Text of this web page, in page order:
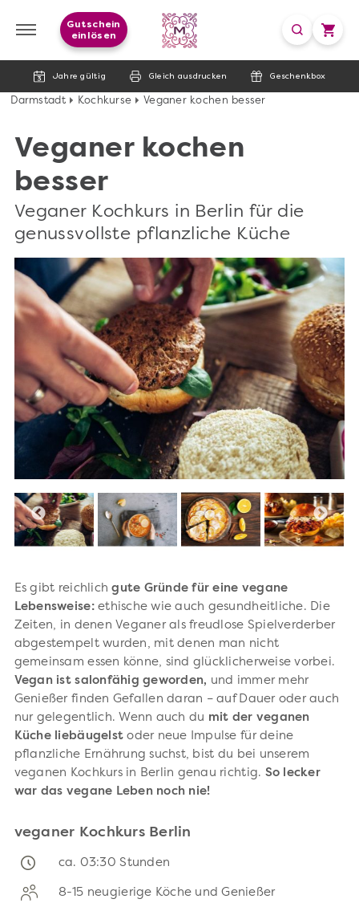
Jahre gültig Gleich ausdrucken Geschenkbox
Gutschein
einlösen
Darmstadt Kochkurse Veganer kochen besser
Veganer kochen
besser
Veganer Kochkurs in Berlin für die
genussvollste pflanzliche Küche
Es gibt reichlichgute Gründe für eine vegane
Lebensweise:ethische wie auch gesundheitliche. Die
Zeiten, in denen Veganer als freudlose Spielverderber
abgestempelt wurden, mit denen man nicht
gemeinsam essen könne, sind glücklicherweise vorbei.
Vegan ist salonfähig geworden, und immer mehr
Genießer finden Gefallen daran – auf Dauer oder auch
nur gelegentlich. Wenn auch du mit der veganen
Küche liebäugelst oder neue Impulse für deine
pflanzliche Ernährung suchst, bist du bei unserem
veganen Kochkurs in Berlin genau richtig. So lecker
war das vegane Leben noch nie!
veganer Kochkurs Berlin
ca. 03:30 Stunden
8-15 neugierige Köche und Genießer